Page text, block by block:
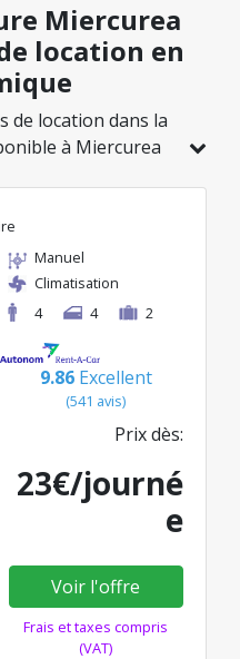
Miercurea
location en
de location dans la
à Miercurea
avec des tarifs
23€/jour.
Manuel
Climatisation
4
4 2
9.86 Excellent
(541 avis)
Prix dès:
23€/journé
e
Voir l'offre
Frais et taxes compris
(VAT)